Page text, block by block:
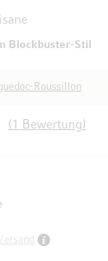
1 Bewertung
Blockbuster-Stil
Roussillon